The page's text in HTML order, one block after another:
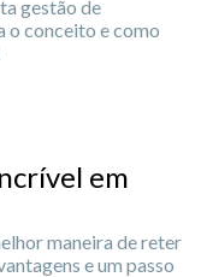
gestão de
o conceito e como
em
maneira de reter
e um passo